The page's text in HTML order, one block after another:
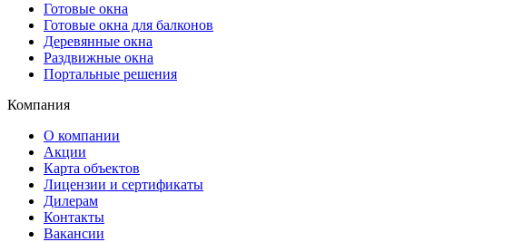
Готовые окна
Готовые окна для балконов
Деревянные окна
Раздвижные окна
Портальные решения
Компания
О компании
Акции
Карта объектов
Лицензии и сертификаты
Дилерам
Контакты
Вакансии